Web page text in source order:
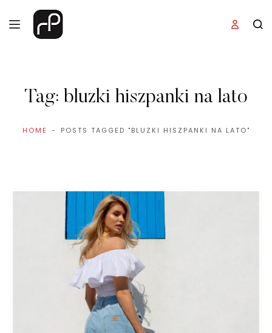
Tag: bluzki hiszpanki na lato
HOME POSTS TAGGED "BLUZKI HISZPANKI NA LATO"